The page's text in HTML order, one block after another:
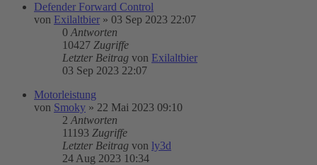
Defender Forward Control
von Exilaltbier » 03 Sep 2023 22:07
0 Antworten
10427 Zugriffe
Letzter Beitrag von Exilaltbier
03 Sep 2023 22:07
Motorleistung
von Smoky » 22 Mai 2023 09:10
2 Antworten
11193 Zugriffe
Letzter Beitrag von ly3d
24 Aug 2023 10:34